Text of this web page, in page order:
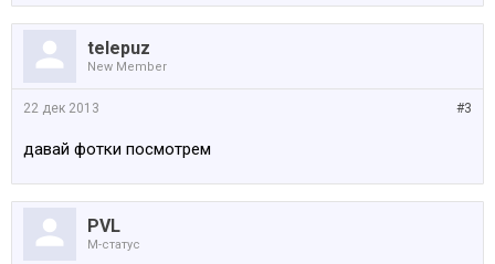
telepuz
New Member
#3
22 дек 2013
давай фотки посмотрем
PVL
M-статус